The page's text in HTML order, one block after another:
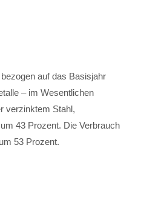
auf das Basisjahr
– im Wesentlichen
verzinktem Stahl,
43 Prozent. Die Verbrauch
53 Prozent.